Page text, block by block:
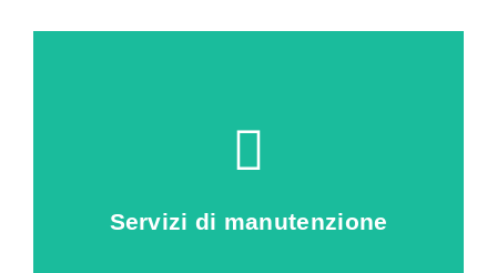
Servizi di manutenzione
scopri come proteggere la tua